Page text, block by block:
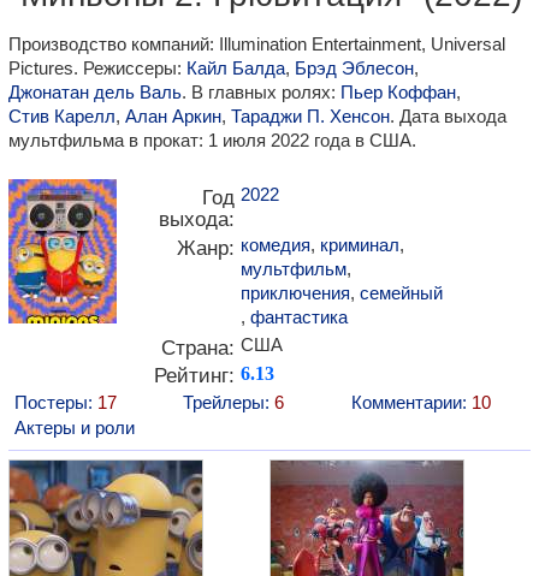
Производство компаний: Illumination Entertainment, Universal
Pictures. Режиссеры: Кайл Балда, Брэд Эблесон,
Джонатан дель Валь. В главных ролях: Пьер Коффан,
Стив Карелл, Алан Аркин, Тараджи П. Хенсон. Дата выхода
мультфильма в прокат: 1 июля 2022 года в США.
Год
выхода:
2022
Жанр: комедия, криминал,
мультфильм,
приключения, семейный
, фантастика
Страна: США
Рейтинг: 6.13
Постеры: 17 Трейлеры: 6 Комментарии: 10
Актеры и роли